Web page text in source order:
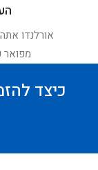
אורלנדו אתה
מפואר
כיצד